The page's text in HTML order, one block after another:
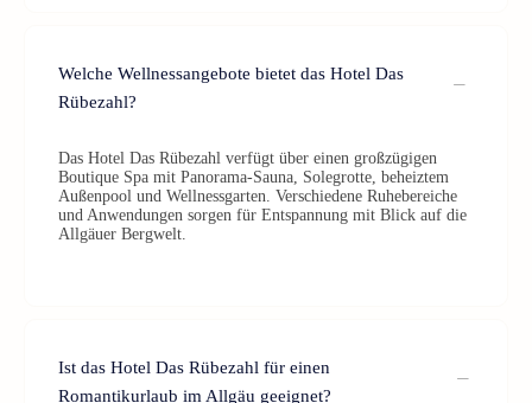
Welche Wellnessangebote bietet das Hotel Das
Rübezahl?
Das Hotel Das Rübezahl verfügt über einen großzügigen
Boutique Spa mit Panorama-Sauna, Solegrotte, beheiztem
Außenpool und Wellnessgarten. Verschiedene Ruhebereiche
und Anwendungen sorgen für Entspannung mit Blick auf die
Allgäuer Bergwelt.
Ist das Hotel Das Rübezahl für einen
Romantikurlaub im Allgäu geeignet?